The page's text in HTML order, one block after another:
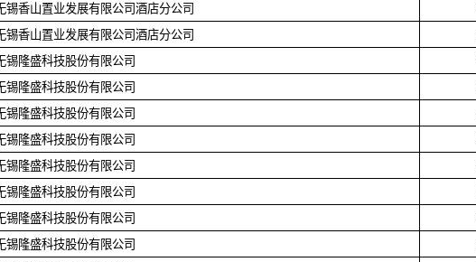
锡香山置业发展有限公司酒店分公司
锡香山置业发展有限公司酒店分公司
锡隆盛科技股份有限公司
锡隆盛科技股份有限公司
锡隆盛科技股份有限公司
锡隆盛科技股份有限公司
锡隆盛科技股份有限公司
锡隆盛科技股份有限公司
锡隆盛科技股份有限公司
锡隆盛科技股份有限公司